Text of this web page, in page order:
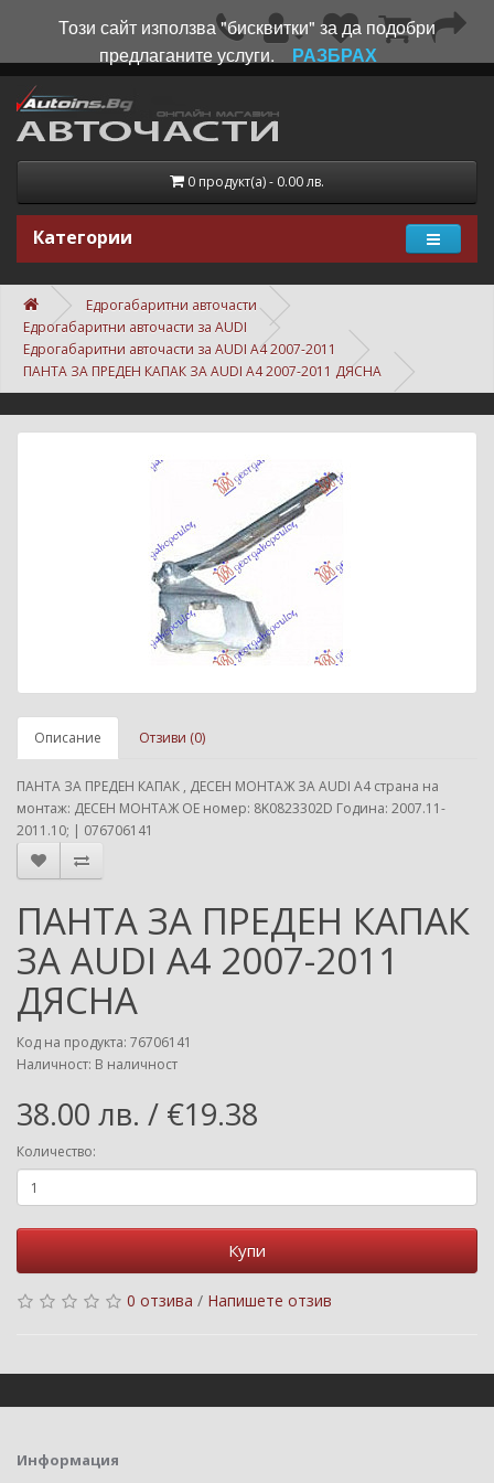
0 продукт(а) - 0.00 лв.
Категории
Едрогабаритни авточасти
Едрогабаритни авточасти за AUDI
Едрогабаритни авточасти за AUDI A4 2007-2011
ПАНТА ЗА ПРЕДЕН КАПАК ЗА AUDI A4 2007-2011 ДЯСНА
Описание Отзиви (0)
ПАНТА ЗА ПРЕДЕН КАПАК , ДЕСЕН МОНТАЖ ЗА AUDI A4 страна на
монтаж: ДЕСЕН МОНТАЖ ОЕ номер: 8K0823302D Година: 2007.11-
2011.10; | 076706141
ПАНТА ЗА ПРЕДЕН КАПАК
ЗА AUDI A4 2007-2011
ДЯСНА
Код на продукта: 76706141
Наличност: В наличност
38.00 лв. / €19.38
Количество:
Купи
0 отзива / Напишете отзив
Информация
Този сайт използва "бисквитки" за да подобри
предлаганите услуги.
РАЗБРАХ